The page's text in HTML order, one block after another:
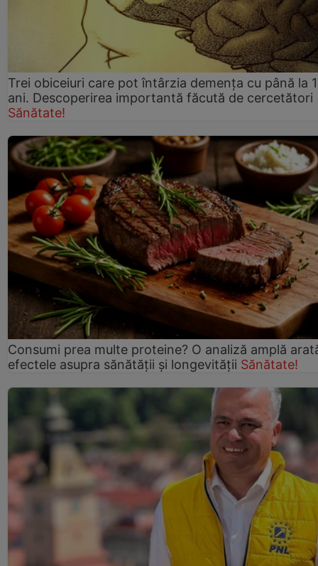
Trei obiceiuri care pot întârzia demența cu până la
ani. Descoperirea importantă făcută de cercetători
Sănătate!
Consumi prea multe proteine? O analiză amplă
efectele asupra sănătății și longevității Sănătate!